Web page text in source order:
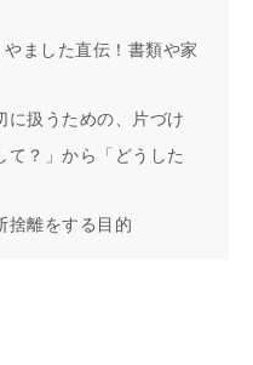
やました直伝！書類や家
に扱うための、片づけ
て？」から「どうした
捨離をする目的